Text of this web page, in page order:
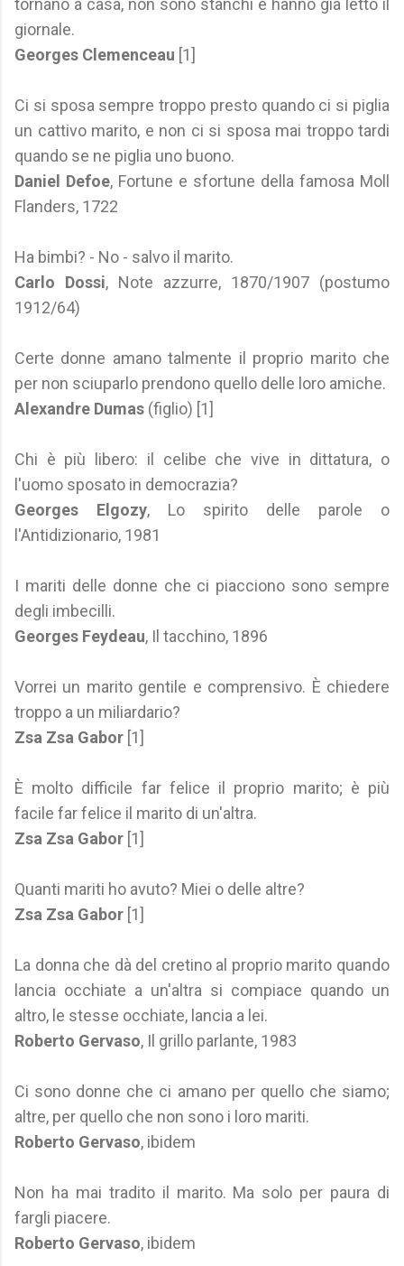
tornano a casa, non sono stanchi e hanno già letto il
giornale.
Georges Clemenceau [1]
Ci si sposa sempre troppo presto quando ci si piglia
un cattivo marito, e non ci si sposa mai troppo tardi
quando se ne piglia uno buono.
Daniel Defoe, Fortune e sfortune della famosa Moll
Flanders, 1722
Ha bimbi? - No - salvo il marito.
Carlo Dossi, Note azzurre, 1870/1907 (postumo
1912/64)
Certe donne amano talmente il proprio marito che
per non sciuparlo prendono quello delle loro amiche.
Alexandre Dumas (figlio) [1]
Chi è più libero: il celibe che vive in dittatura, o
l'uomo sposato in democrazia?
Georges Elgozy, Lo spirito delle parole o
l'Antidizionario, 1981
I mariti delle donne che ci piacciono sono sempre
degli imbecilli.
Georges Feydeau, Il tacchino, 1896
Vorrei un marito gentile e comprensivo. È chiedere
troppo a un miliardario?
Zsa Zsa Gabor [1]
È molto difficile far felice il proprio marito; è più
facile far felice il marito di un'altra.
Zsa Zsa Gabor [1]
Quanti mariti ho avuto? Miei o delle altre?
Zsa Zsa Gabor [1]
La donna che dà del cretino al proprio marito quando
lancia occhiate a un'altra si compiace quando un
altro, le stesse occhiate, lancia a lei.
Roberto Gervaso, Il grillo parlante, 1983
Ci sono donne che ci amano per quello che siamo;
altre, per quello che non sono i loro mariti.
Roberto Gervaso, ibidem
Non ha mai tradito il marito. Ma solo per paura di
fargli piacere.
Roberto Gervaso, ibidem